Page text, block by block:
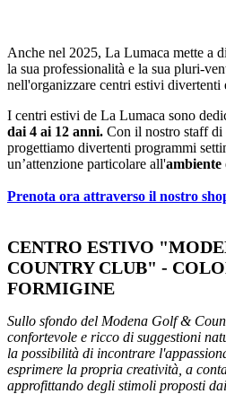
Anche nel 2025, La Lumaca mette a
la sua professionalità e la sua pluri-
nell'organizzare centri estivi divertenti
I centri estivi de La Lumaca sono
dai 4 ai 12 anni. Con il nostro staff di
progettiamo divertenti programmi
un’attenzione particolare all'ambiente
Prenota ora attraverso il nostro
CENTRO ESTIVO
COUNTRY CLUB" -
FORMIGINE
Sullo sfondo del Modena Golf &
confortevole e ricco di suggestioni
la possibilità di incontrare
esprimere la propria creatività, a
approfittando degli stimoli proposti